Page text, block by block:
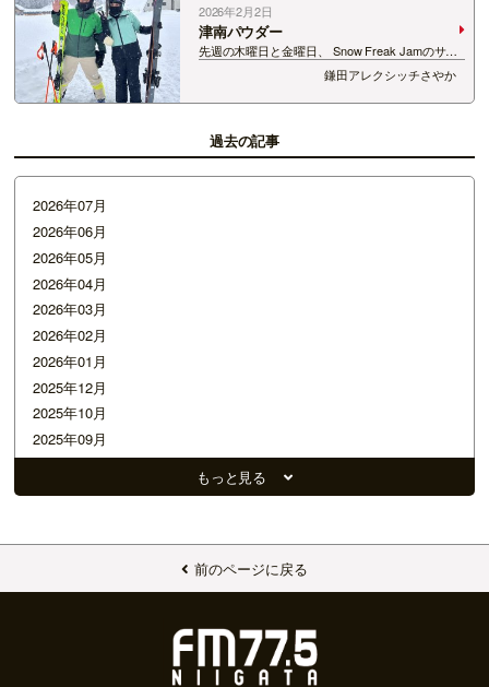
2026年2月2日
津南パウダー
先週の木曜日と金曜日、 Snow Freak Jamのサポ
ートのお仕事でニュー・グリーンピア津南へ行っ
てきました！ （FM HEADLINEはお休みをいただ
きました🙇‍♀️） あさイチで、ゲレンデへ！！ &…
鎌田アレクシッチさやか
過去の記事
2026年07月
2026年06月
2026年05月
2026年04月
2026年03月
2026年02月
2026年01月
2025年12月
2025年10月
2025年09月
2025年08月
2025年07月
2025年05月
2025年03月
もっと見る
前のページに戻る